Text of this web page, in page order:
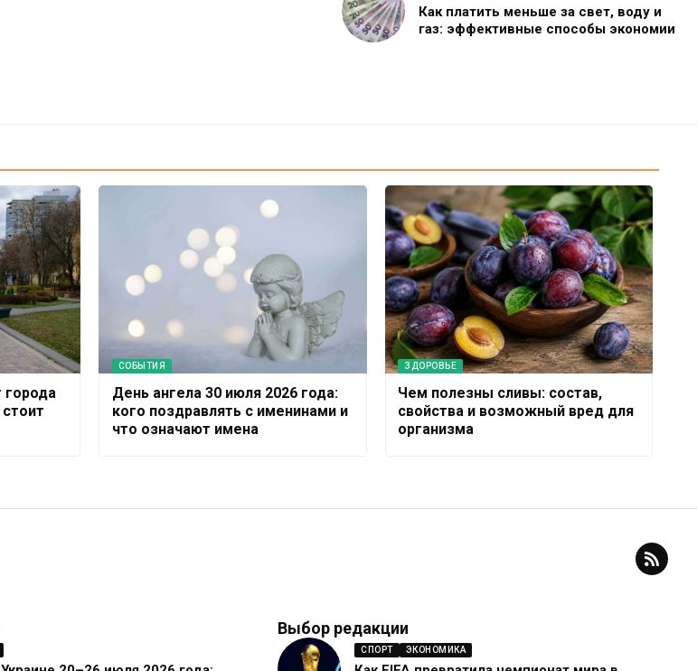
Как платить меньше за свет, воду и
газ: эффективные способы экономии
города
СОБЫТИЯ
День ангела 30 июля 2026 года:
кого поздравлять с именинами и
что означают имена
ЗДОРОВЬЕ
Чем полезны сливы: состав,
свойства и возможный вред для
организма
Выбор редакции
СПОРТ ЭКОНОМИКА